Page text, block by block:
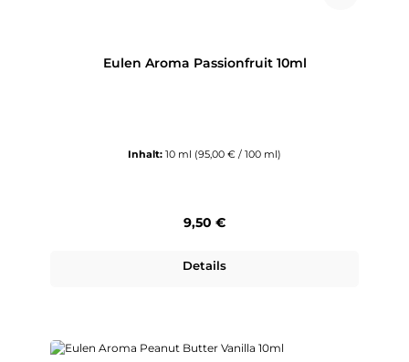
Eulen Aroma Passionfruit 10ml
Inhalt: 10 ml (95,00 € / 100 ml)
Regulärer Preis:
9,50 €
Details